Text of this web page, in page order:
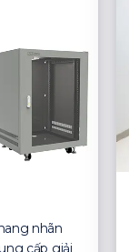
nhãn
cấp giải